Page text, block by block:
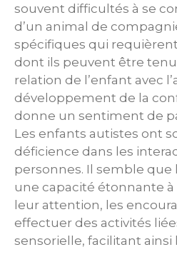
souvent difficultés à se
d’un animal de
spécifiques qui
dont ils peuvent être
relation de l’enfant avec
développement de la
donne un sentiment de
Les enfants autistes ont
déficience dans les
personnes. Il semble que
une capacité étonnante
leur attention, les
effectuer des activités
sensorielle, facilitant ainsi